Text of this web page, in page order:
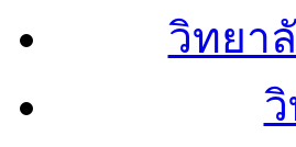
วิทยา